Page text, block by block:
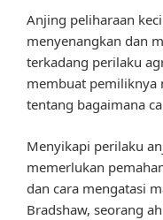
Anjing peliharaan
menyenangkan dan
terkadang perilaku
membuat pemiliknya
tentang bagaimana
Menyikapi perilaku
memerlukan
dan cara mengatasi
Bradshaw, seorang